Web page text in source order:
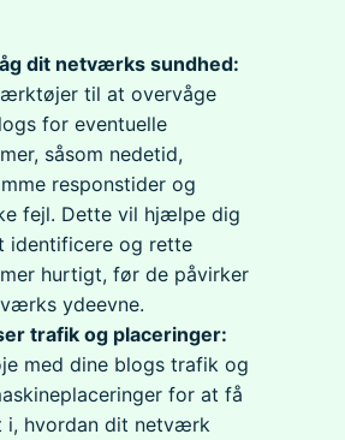
dit netværks sundhed:
til at overvåge
for eventuelle
såsom nedetid,
responstider og
fejl. Dette vil hjælpe dig
identificere og rette
hurtigt, før de påvirker
ydeevne.
trafik og placeringer:
med dine blogs trafik og
for at få
i, hvordan dit netværk